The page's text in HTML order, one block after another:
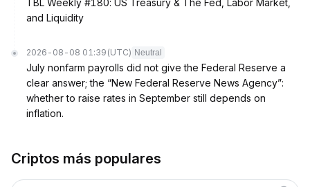
TBL Weekly #180: US Treasury & The Fed, Labor Market,
and Liquidity
2026-08-08 01:39 (UTC) Neutral
July nonfarm payrolls did not give the Federal Reserve a
clear answer; the “New Federal Reserve News Agency”:
whether to raise rates in September still depends on
inflation.
Criptos más populares